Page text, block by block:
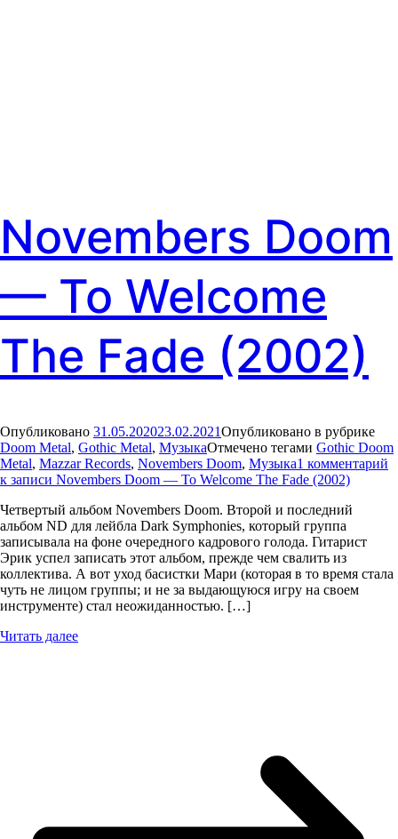
Novembers Doom
— To Welcome
The Fade (2002)
Опубликовано 31.05.202023.02.2021Опубликовано в рубрике
Doom Metal, Gothic Metal, МузыкаОтмечено тегами Gothic Doom
Metal, Mazzar Records, Novembers Doom, Музыка1 комментарий
к записи Novembers Doom — To Welcome The Fade (2002)
Четвертый альбом Novembers Doom. Второй и последний
альбом ND для лейбла Dark Symphonies, который группа
записывала на фоне очередного кадрового голода. Гитарист
Эрик успел записать этот альбом, прежде чем свалить из
коллектива. А вот уход басистки Мари (которая в то время стала
чуть не лицом группы; и не за выдающуюся игру на своем
инструменте) стал неожиданностью. […]
Читать далее